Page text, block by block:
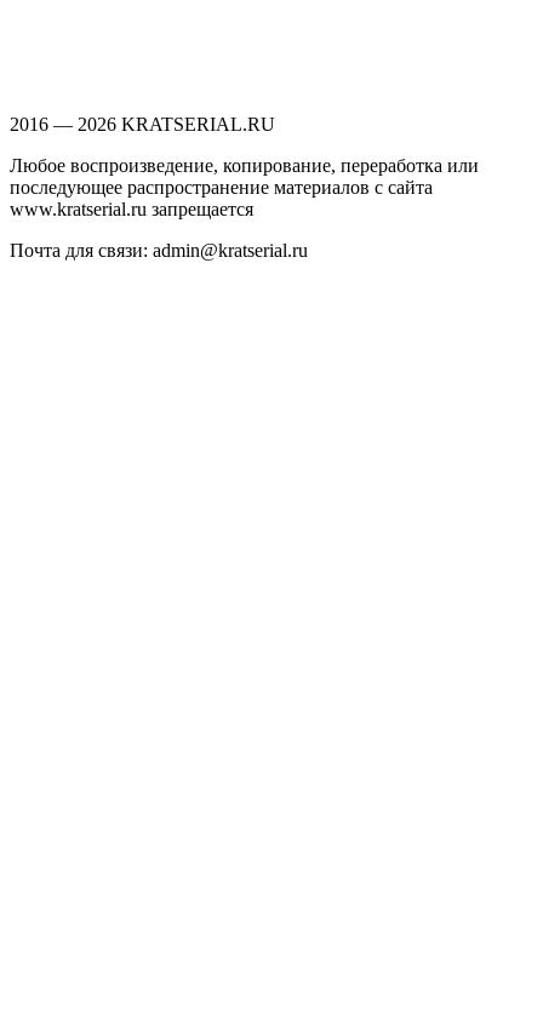
2016 — 2026 KRATSERIAL.RU
Любое воспроизведение, копирование, переработка или
последующее распространение материалов с сайта
www.kratserial.ru запрещается
Почта для связи: admin@kratserial.ru